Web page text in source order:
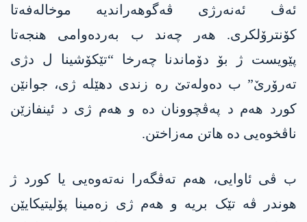
ئەڤ ئەنەرژی ڤەگوھەراندیە موخالەفەتا
کۆنترۆلکری. ھەر چەند ب بەردەوامی ھنجەتا
پێویست ژ بۆ دۆماندنا چەرخا “تێکۆشینا ل دژی
تەرۆرێ” ب دەولەتێ رە زندی دھێلە ژی، جوانێن
کورد ھەم د پەڤچوونان دە و ھەم ژی د ئینفازێن
ناڤخوەیی دە ھاتن مەزاختن.
ب ڤی ئاوایی، ھەم تەڤگەرا نەتەوەیی یا کورد ژ
ھوندر ڤە تێک بریە و ھەم ژی زەمینا پۆلیتیکایێن